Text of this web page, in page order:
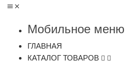
Мобильное меню
ГЛАВНАЯ
КАТАЛОГ ТОВАРОВ